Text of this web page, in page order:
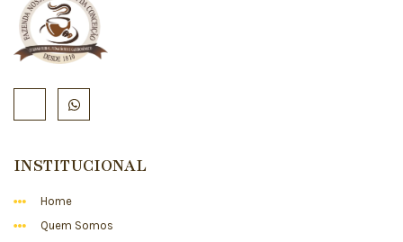
INSTITUCIONAL
Home
Quem Somos